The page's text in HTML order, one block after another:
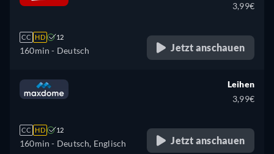
CC HD 12
160min - Deutsch
3,99€
Jetzt anschauen
CC HD 12
160min - Deutsch, Englisch
Leihen
3,99€
Jetzt anschauen